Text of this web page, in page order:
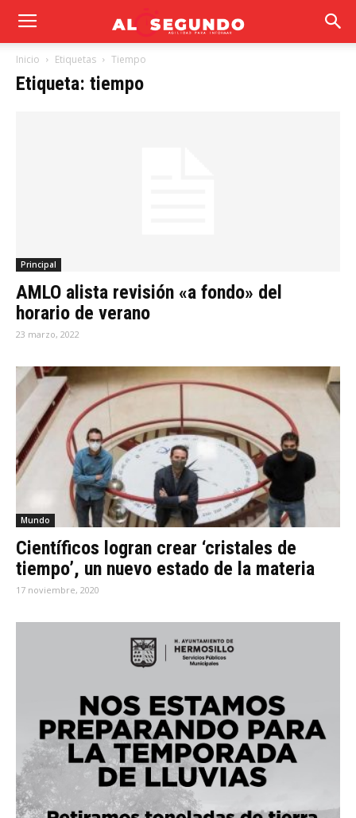
Inicio Etiquetas Tiempo
Etiqueta: tiempo
Principal
AMLO alista revisión «a fondo» del
horario de verano
23 marzo, 2022
Mundo
Científicos logran crear ‘cristales de
tiempo’, un nuevo estado de la materia
17 noviembre, 2020